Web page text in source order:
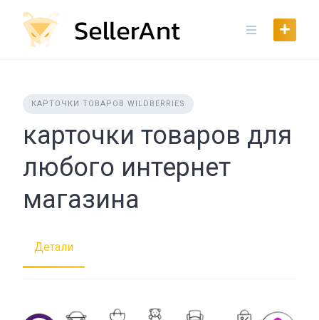
content
КАРТОЧКИ ТОВАРОВ WILDBERRIES
карточки товаров для
любого интернет
магазина
Детали